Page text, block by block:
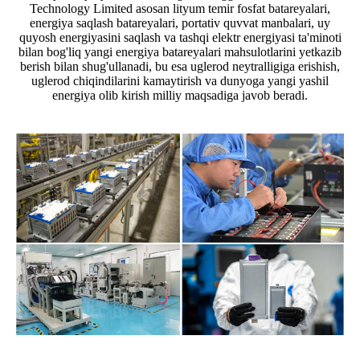
Technology Limited asosan lityum temir fosfat batareyalari,
energiya saqlash batareyalari, portativ quvvat manbalari, uy
quyosh energiyasini saqlash va tashqi elektr energiyasi ta'minoti
bilan bog'liq yangi energiya batareyalari mahsulotlarini yetkazib
berish bilan shug'ullanadi, bu esa uglerod neytralligiga erishish,
uglerod chiqindilarini kamaytirish va dunyoga yangi yashil
energiya olib kirish milliy maqsadiga javob beradi.